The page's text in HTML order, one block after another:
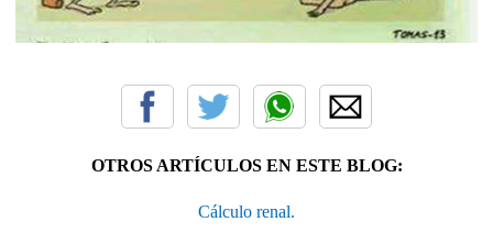
OTROS ARTÍCULOS EN ESTE BLOG:
Cálculo renal.